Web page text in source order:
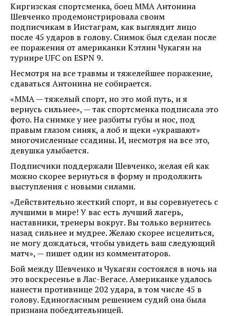
Киргизская спортсменка, боец ММА Антонина
Шевченко продемонстрировала своим
подписчикам в Инстаграм, как выглядит лицо
после 45 ударов в голову. Снимок был сделан после
ее поражения от американки Кэтлин Чукагян на
турнире UFC on ESPN 9.
Несмотря на все травмы и тяжелейшее поражение,
сдаваться Антонина не собирается.
«ММА — тяжелый спорт, но это мой путь, и я
вернусь сильнее», — так спортсменка подписала это
фото. На снимке у нее разбиты губы и нос, под
правым глазом синяк, а лоб и щеки «украшают»
многочисленные ссадины. И, несмотря на все это,
девушка улыбается.
Подписчики поддержали Шевченко, желая ей как
можно скорее вернуться в форму и продолжить
выступления с новыми силами.
«Действительно жесткий спорт, и вы соревнуетесь с
лучшими в мире! У вас есть лучший лагерь,
наставники, тренеры вокруг. Вы только вернитесь
назад сильнее и мудрее. Желаю скорее исцелиться,
не могу дождаться, чтобы увидеть ваш следующий
матч», — пишет один из комментаторов.
Бой между Шевченко и Чукагян состоялся в ночь на
это воскресенье в Лас-Вегасе. Американке удалось
нанести противнице 202 удара, в том числе 45 в
голову. Единогласным решением судий она была
признана победительницей.